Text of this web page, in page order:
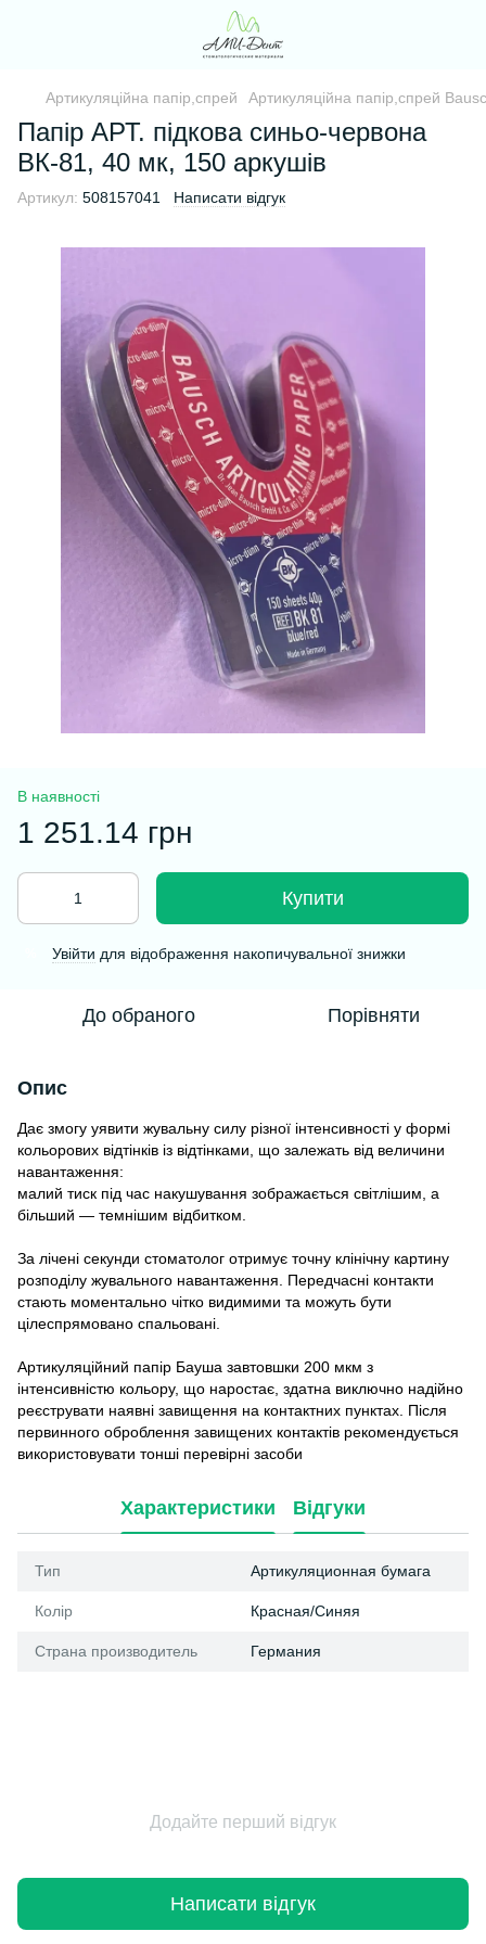
Артикуляційна папір,спрей Артикуляційна папір,спрей
Папір АРТ. підкова синьо-червона
ВК-81, 40 мк, 150 аркушів
Артикул: 508157041 Написати відгук
В наявності
1 251.14 грн
Купити
Увійти для відображення накопичувальної знижки
До обраного Порівняти
Опис
Дає змогу уявити жувальну силу різної інтенсивності у формі
кольорових відтінків із відтінками, що залежать від величини
навантаження:
малий тиск під час накушування зображається світлішим, а
більший — темнішим відбитком.
За лічені секунди стоматолог отримує точну клінічну картину
розподілу жувального навантаження. Передчасні контакти
стають моментально чітко видимими та можуть бути
цілеспрямовано спальовані.
Артикуляційний папір Бауша завтовшки 200 мкм з
інтенсивністю кольору, що наростає, здатна виключно надійно
реєструвати наявні завищення на контактних пунктах. Після
первинного оброблення завищених контактів рекомендується
використовувати тонші перевірні засоби
Характеристики Відгуки
Тип Артикуляционная бумага
Колір Красная/Синяя
Страна производитель Германия
Додайте перший відгук
Написати відгук